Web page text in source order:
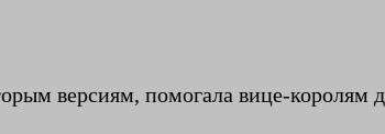
версиям, помогала вице-королям